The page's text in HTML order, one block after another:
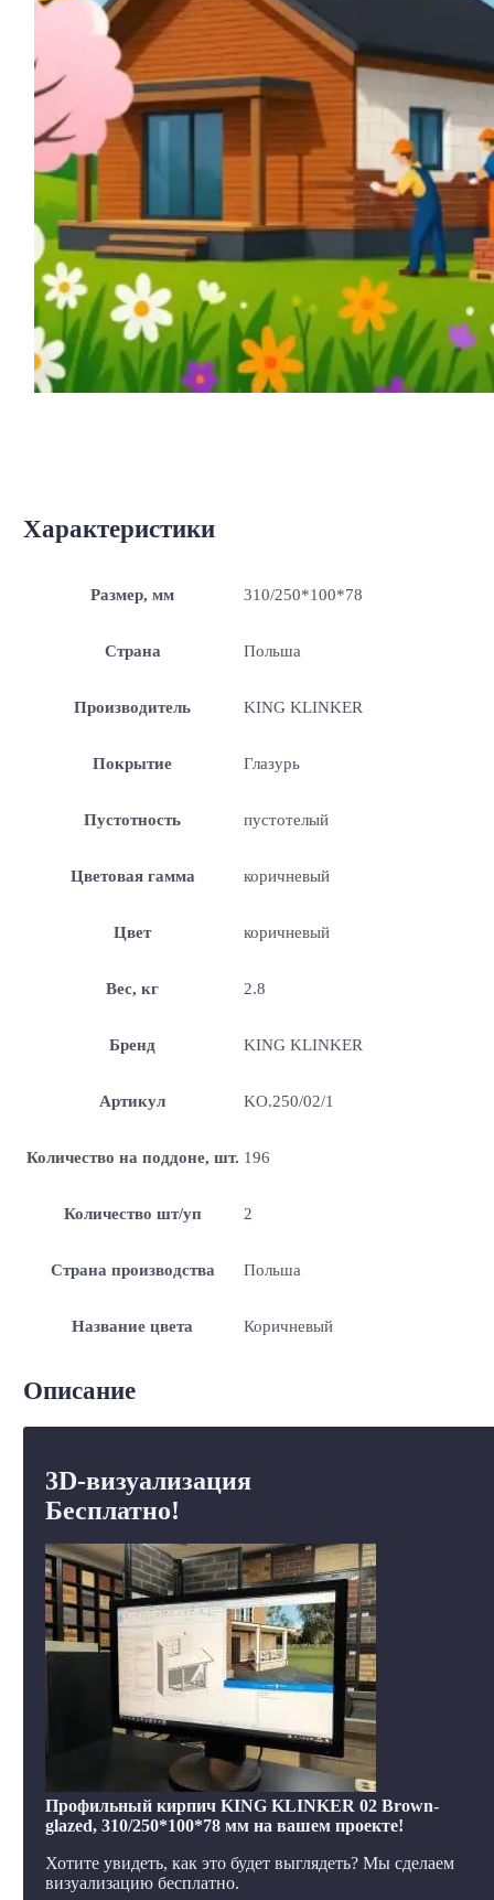
Характеристики
Размер, мм 310/250*100*78
Страна Польша
Производитель KING KLINKER
Покрытие Глазурь
Пустотность пустотелый
Цветовая гамма коричневый
Цвет коричневый
Вес, кг 2.8
Бренд KING KLINKER
Артикул KO.250/02/1
Количество на поддоне, шт. 196
Количество шт/уп 2
Страна производства Польша
Название цвета Коричневый
Описание
3D-визуализация
Бесплатно!
Профильный кирпич KING KLINKER 02 Brown-
glazed, 310/250*100*78 мм на вашем проекте!
Хотите увидеть, как это будет выглядеть? Мы сделаем
визуализацию бесплатно.